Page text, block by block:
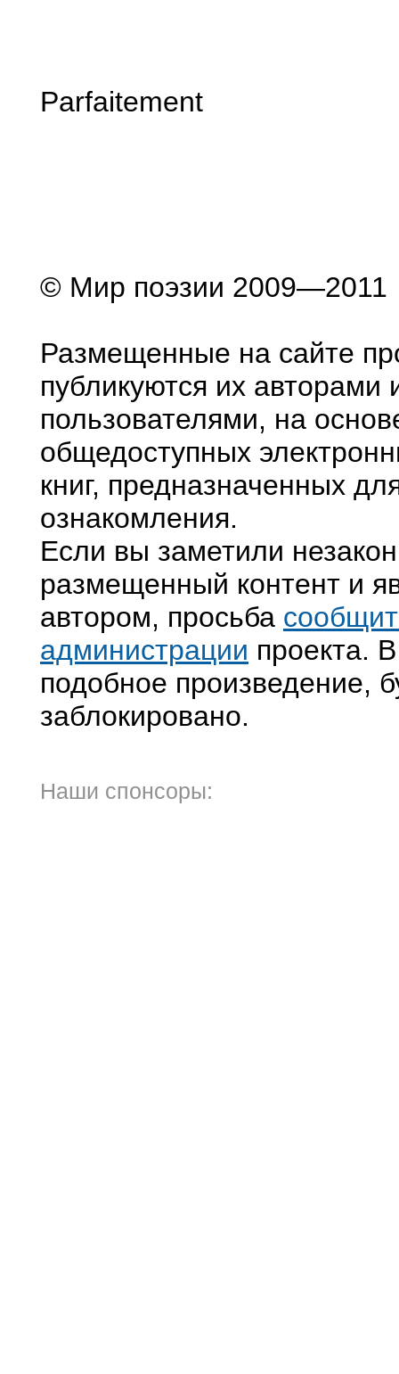
Parfaitement
© Мир поэзии 2009—2011
Размещенные на сайте
публикуются их авторами
пользователями, на
общедоступных
книг, предназначенных
ознакомления.
Если вы заметили
размещенный контент и
автором, просьба
администрации проекта.
подобное произведение,
заблокировано.
Наши спонсоры: